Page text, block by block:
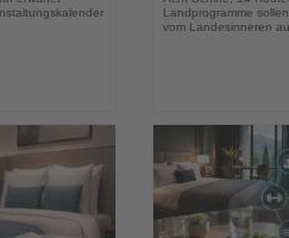
Landprogramme
vom Landesinneren